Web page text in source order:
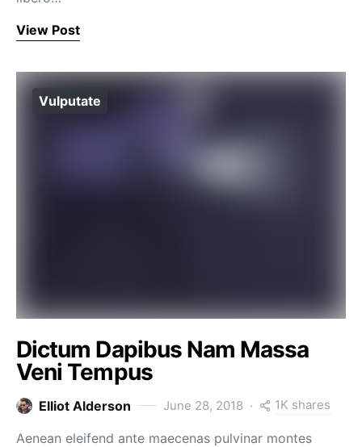
View Post
Vulputate
Dictum Dapibus Nam Massa
Veni Tempus
Elliot Alderson June 28, 2018 1K shares
Aenean eleifend ante maecenas pulvinar montes